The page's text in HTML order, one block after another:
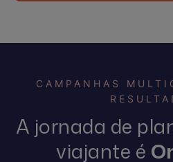
CAMPANHAS
A jornada de
viajante é